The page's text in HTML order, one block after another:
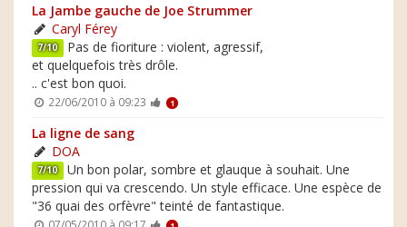
La Jambe gauche de Joe Strummer
Caryl Férey
7/10 Pas de fioriture : violent, agressif,
et quelquefois très drôle.
.. c'est bon quoi.
22/06/2010 à 09:23 1
La ligne de sang
DOA
7/10 Un bon polar, sombre et glauque à souhait. Une
pression qui va crescendo. Un style efficace. Une espèce de
"36 quai des orfèvre" teinté de fantastique.
07/05/2010 à 09:17